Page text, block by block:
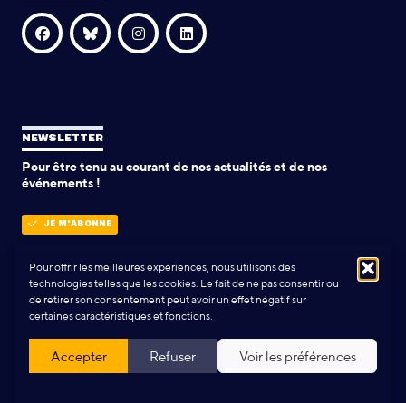
Pour offrir les meilleures expériences, nous utilisons des
technologies telles que les cookies. Le fait de ne pas consentir ou
de retirer son consentement peut avoir un effet négatif sur
certaines caractéristiques et fonctions.
Accepter Refuser Voir les préférences
NEWSLETTER
Pour être tenu au courant de nos actualités et de nos
événements !
JE M'ABONNE
POLITIQUE DE CONFIDENTIALITÉ